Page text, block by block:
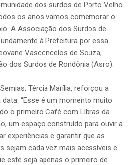
dos surdos de Porto Velho.
os anos vamos comemorar o
A Associação dos Surdos de
à Prefeitura por essa
Vasconcelos de Souza,
dos Surdos de Rondônia (Asro).
Tércia Marília, reforçou a
“Esse é um momento muito
o primeiro Café com Libras da
um espaço construído para ouvir a
experiências e garantir que as
sejam cada vez mais acessíveis e
este seja apenas o primeiro de